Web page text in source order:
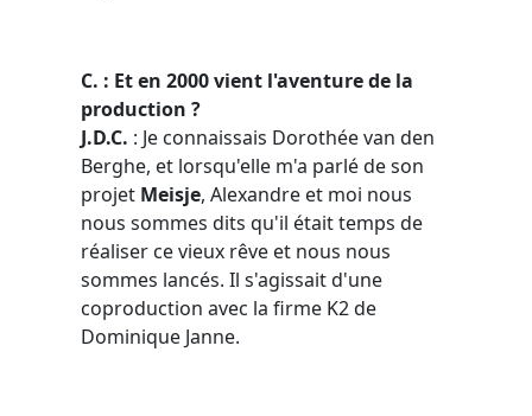
C. : Et en 2000 vient l'aventure de la
production ?
J.D.C. : Je connaissais Dorothée van den
Berghe, et lorsqu'elle m'a parlé de son
projet Meisje, Alexandre et moi nous
nous sommes dits qu'il était temps de
réaliser ce vieux rêve et nous nous
sommes lancés. Il s'agissait d'une
coproduction avec la firme K2 de
Dominique Janne.